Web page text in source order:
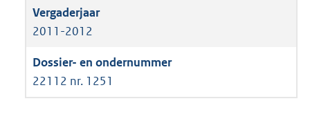
2011-2012
22112 nr. 1251